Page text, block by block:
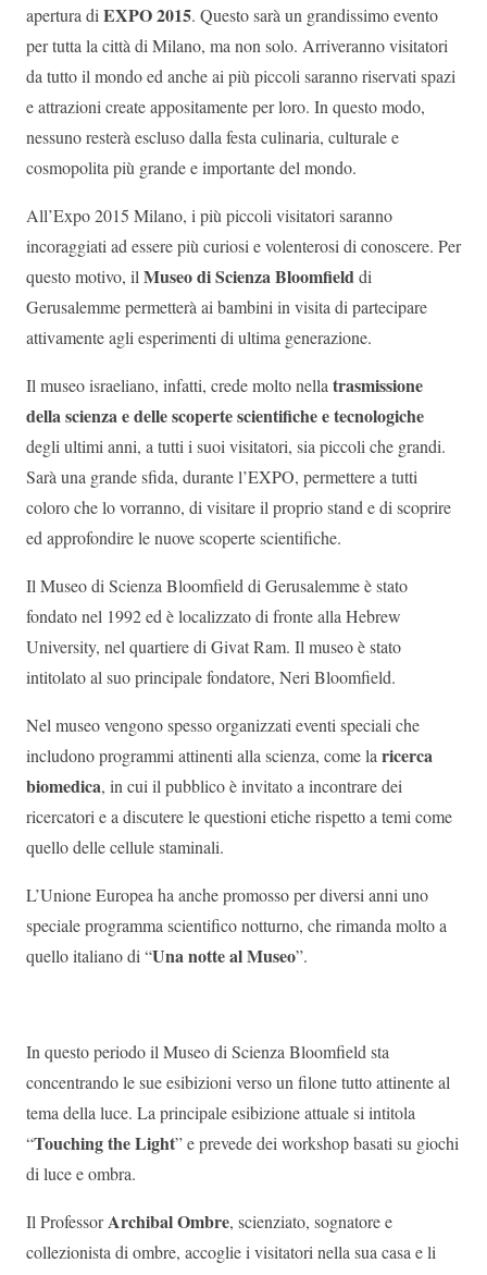
apertura di EXPO 2015. Questo sarà un grandissimo evento
per tutta la città di Milano, ma non solo. Arriveranno visitatori
da tutto il mondo ed anche ai più piccoli saranno riservati spazi
e attrazioni create appositamente per loro. In questo modo,
nessuno resterà escluso dalla festa culinaria, culturale e
cosmopolita più grande e importante del mondo.
All’Expo 2015 Milano, i più piccoli visitatori saranno
incoraggiati ad essere più curiosi e volenterosi di conoscere. Per
questo motivo, il Museo di Scienza Bloomfielddi
Gerusalemme permetterà ai bambini in visita di partecipare
attivamente agli esperimenti di ultima generazione.
Il museo israeliano, infatti, crede molto nella trasmissione
della scienza e delle scoperte scientifiche e tecnologiche
degli ultimi anni, a tutti i suoi visitatori, sia piccoli che grandi.
Sarà una grande sfida, durante l’EXPO, permettere a tutti
coloro che lo vorranno, di visitare il proprio stand e di scoprire
ed approfondire le nuove scoperte scientifiche.
Il Museo di Scienza Bloomfield di Gerusalemme è stato
fondato nel 1992 ed è localizzato di fronte alla Hebrew
University, nel quartiere di Givat Ram. Il museo è stato
intitolato al suo principale fondatore, Neri Bloomfield.
Nel museo vengono spesso organizzati eventi speciali che
includono programmi attinenti alla scienza, come la ricerca
biomedica, in cui il pubblico è invitato a incontrare dei
ricercatori e a discutere le questioni etiche rispetto a temi come
quello delle cellule staminali.
L’Unione Europea ha anche promosso per diversi anni uno
speciale programma scientifico notturno, che rimanda molto a
quello italiano di “Una notte al Museo”.
In questo periodo il Museo di Scienza Bloomfield sta
concentrando le sue esibizioni verso un filone tutto attinente al
tema della luce. La principale esibizione attuale si intitola
“Touching the Light” e prevede dei workshop basati su giochi
di luce e ombra.
Il ProfessorArchibal Ombre, scienziato, sognatore e
collezionista di ombre, accoglie i visitatori nella sua casa e li